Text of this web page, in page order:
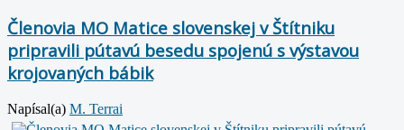
Členovia MO Matice slovenskej v Štítniku
pripravili pútavú besedu spojenú s výstavou
krojovaných bábik
Napísal(a) M. Terrai